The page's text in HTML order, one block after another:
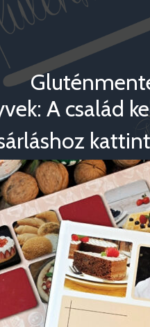
A család